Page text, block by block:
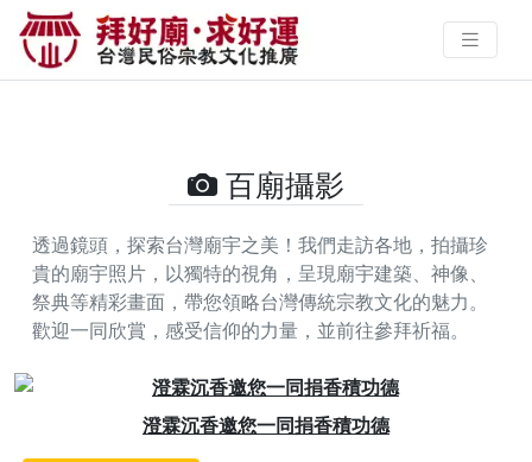
關西崑崙七星殿的攝影照片 | 拜好
廟求好運 找到與您有緣的信仰
百廟攝影
透過鏡頭，探索台灣廟宇之美！我們走訪各地，拍攝珍
貴的廟宇照片，以獨特的視角，呈現廟宇建築、神像、
祭典等精彩畫面，帶您領略台灣傳統宗教文化的魅力。
歡迎一同欣賞，感受信仰的力量，並前往參拜祈福。
澄霖沉香邀您一同捐香積功德